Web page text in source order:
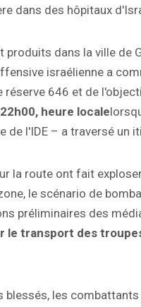
dans des hôpitaux
produits dans la ville de
israélienne a
réserve 646 et de
heure locale
de l'IDE – a traversé un
la route ont fait
le scénario de
préliminaires des
le transport des
blessés, les